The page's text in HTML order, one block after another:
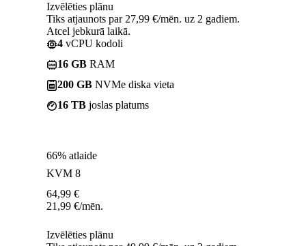
Izvēlēties plānu
Tiks atjaunots par 27,99 €/mēn. uz 2 gadiem.
Atcel jebkurā laikā.
4 vCPU kodoli
16 GB RAM
200 GB NVMe diska vieta
16 TB joslas platums
66% atlaide
KVM 8
64,99 €
21,99 €/mēn.
Izvēlēties plānu